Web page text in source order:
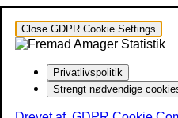
Close GDPR Cookie Settings
Privatlivspolitik
Strengt nødvendige